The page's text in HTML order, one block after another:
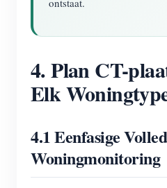
ontstaat.
4. Plan CT-
Elk
4.1 Eenfasige
Woningmonitoring